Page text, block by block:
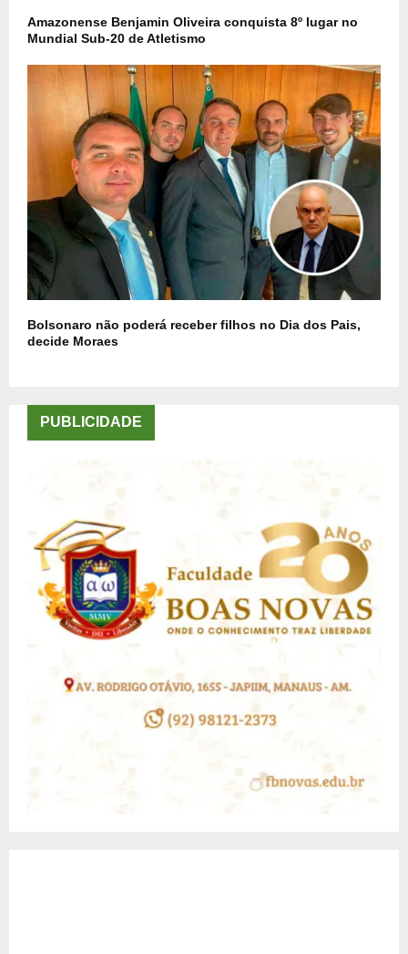
Amazonense Benjamin Oliveira conquista 8º lugar no
Mundial Sub-20 de Atletismo
Bolsonaro não poderá receber filhos no Dia dos Pais,
decide Moraes
PUBLICIDADE